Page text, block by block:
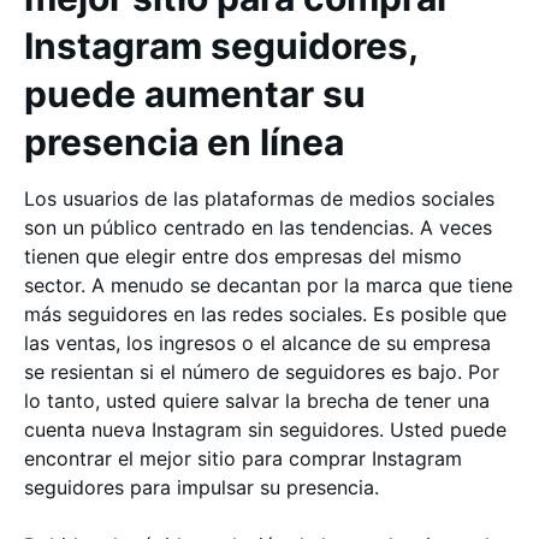
Instagram seguidores,
puede aumentar su
presencia en línea
Los usuarios de las plataformas de medios sociales
son un público centrado en las tendencias. A veces
tienen que elegir entre dos empresas del mismo
sector. A menudo se decantan por la marca que tiene
más seguidores en las redes sociales. Es posible que
las ventas, los ingresos o el alcance de su empresa
se resientan si el número de seguidores es bajo. Por
lo tanto, usted quiere salvar la brecha de tener una
cuenta nueva Instagram sin seguidores. Usted puede
encontrar el mejor sitio para comprar Instagram
seguidores para impulsar su presencia.